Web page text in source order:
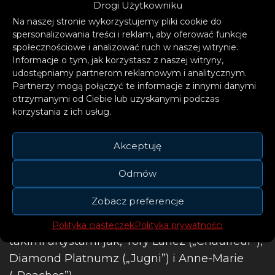
Drogi Użytkowniku
Na naszej stronie wykorzystujemy pliki cookie do
spersonalizowania treści i reklam, aby oferować funkcje
społecznościowe i analizować ruch w naszej witrynie.
Informacje o tym, jak korzystasz z naszej witryny,
udostępniamy partnerom reklamowym i analitycznym.
Partnerzy mogą połączyć te informacje z innymi danymi
otrzymanymi od Ciebie lub uzyskanymi podczas
korzystania z ich usług.
Akceptuję
Odmów
Zobacz preferencje
Polityka ciasteczekPolityka prywatności
sukienkę, starając się zrobić to
dobrze. Zakazałam robienia
zdjęć, bo byłam całkowicie
przemoczona, nim udało się
zaśpiewać tak, jak chciałam
– dodaje Sia.
W ramach ostatnich międzynarodowych
wydawnictw Diljit Dosanjh współpracował z
takimi artystami jak, Tory Lanez („Chauffeur”),
Diamond Platnumz („Jugni”) i Anne-Marie